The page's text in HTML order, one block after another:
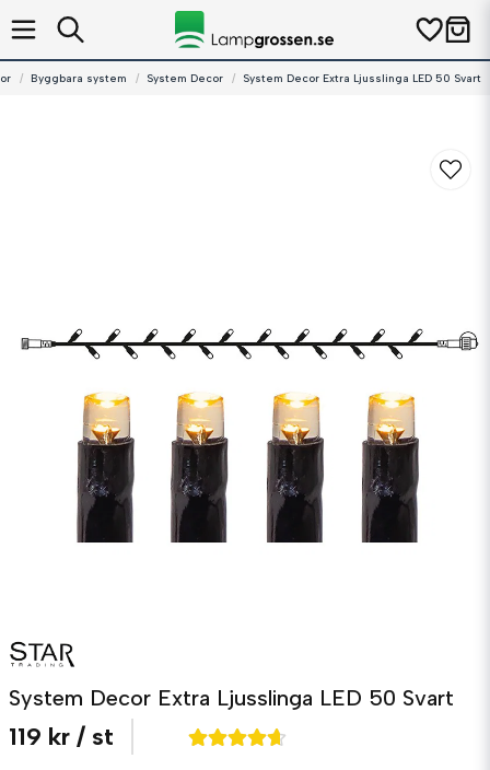
Byggbara system System Decor System Decor Extra Ljusslinga LED 50 Svart
System Decor Extra Ljusslinga LED 50 Svart
119 kr / st